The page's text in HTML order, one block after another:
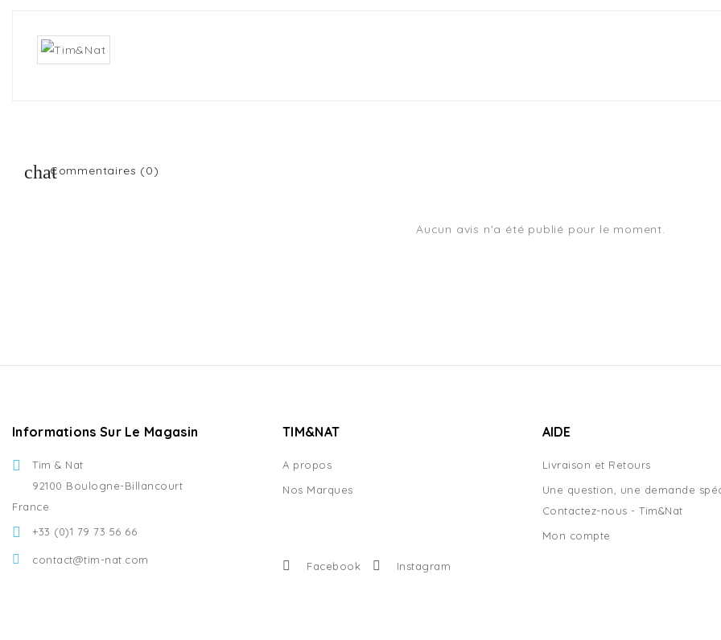
Commentaires (0)
Aucun avis n'a été publié pour le moment.
Informations Sur Le Magasin
Tim & Nat
92100 Boulogne-Billancourt
France
+33 (0)1 79 73 56 66
contact@tim-nat.com
TIM&NAT
A propos
Nos Marques
AIDE
Livraison et Retours
Une question, une demande
Contactez-nous - Tim&Nat
Mon compte
Facebook Instagram